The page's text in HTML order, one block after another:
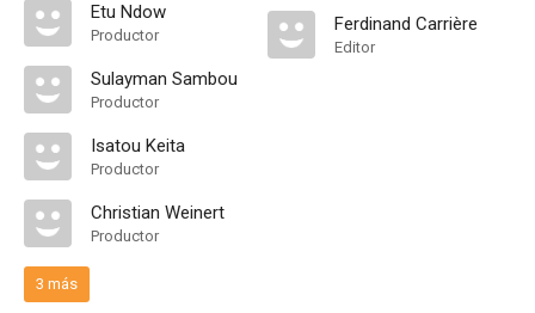
Etu Ndow
Productor
Sulayman Sambou
Productor
Isatou Keita
Productor
Christian Weinert
Productor
3 más
Ferdinand Carrière
Editor